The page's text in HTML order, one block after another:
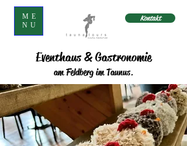
ME
NU
Kontakt
Eventhaus & Gastronomie
am Feldberg im Taunus.